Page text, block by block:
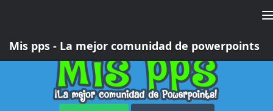
Mis pps - La mejor comunidad de powerpoints